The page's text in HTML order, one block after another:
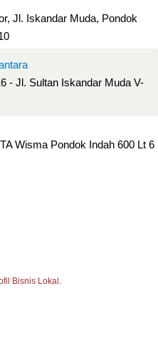
Jl. Iskandar Muda, Pondok
- Jl. Sultan Iskandar Muda V-
Wisma Pondok Indah 600 Lt 6
Bisnis Lokal.